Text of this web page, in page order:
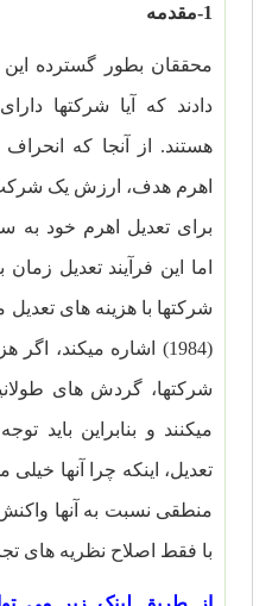
1-مقدمه
محققان بطور گسترده
دادند که آیا شرکت­ها
هستند. از آنجا که
اهرم هدف، ارزش یک
برای تعدیل اهرم خود به
اما این فرآیند تعدیل
شرکت­ها با هزینه­ های تعدیل
(1984) اشاره می­کند،
شرکت­ها، گردش­ های
می­کنند و بنابراین باید
تعدیل، اینکه چرا آنها
منطقی نسبت به آنها
با فقط اصلاح نظریه­ های